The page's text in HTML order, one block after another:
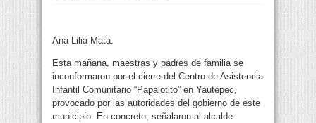
Ana Lilia Mata.
Esta mañana, maestras y padres de familia se
inconformaron por el cierre del Centro de Asistencia
Infantil Comunitario “Papalotito” en Yautepec,
provocado por las autoridades del gobierno de este
municipio. En concreto, señalaron al alcalde